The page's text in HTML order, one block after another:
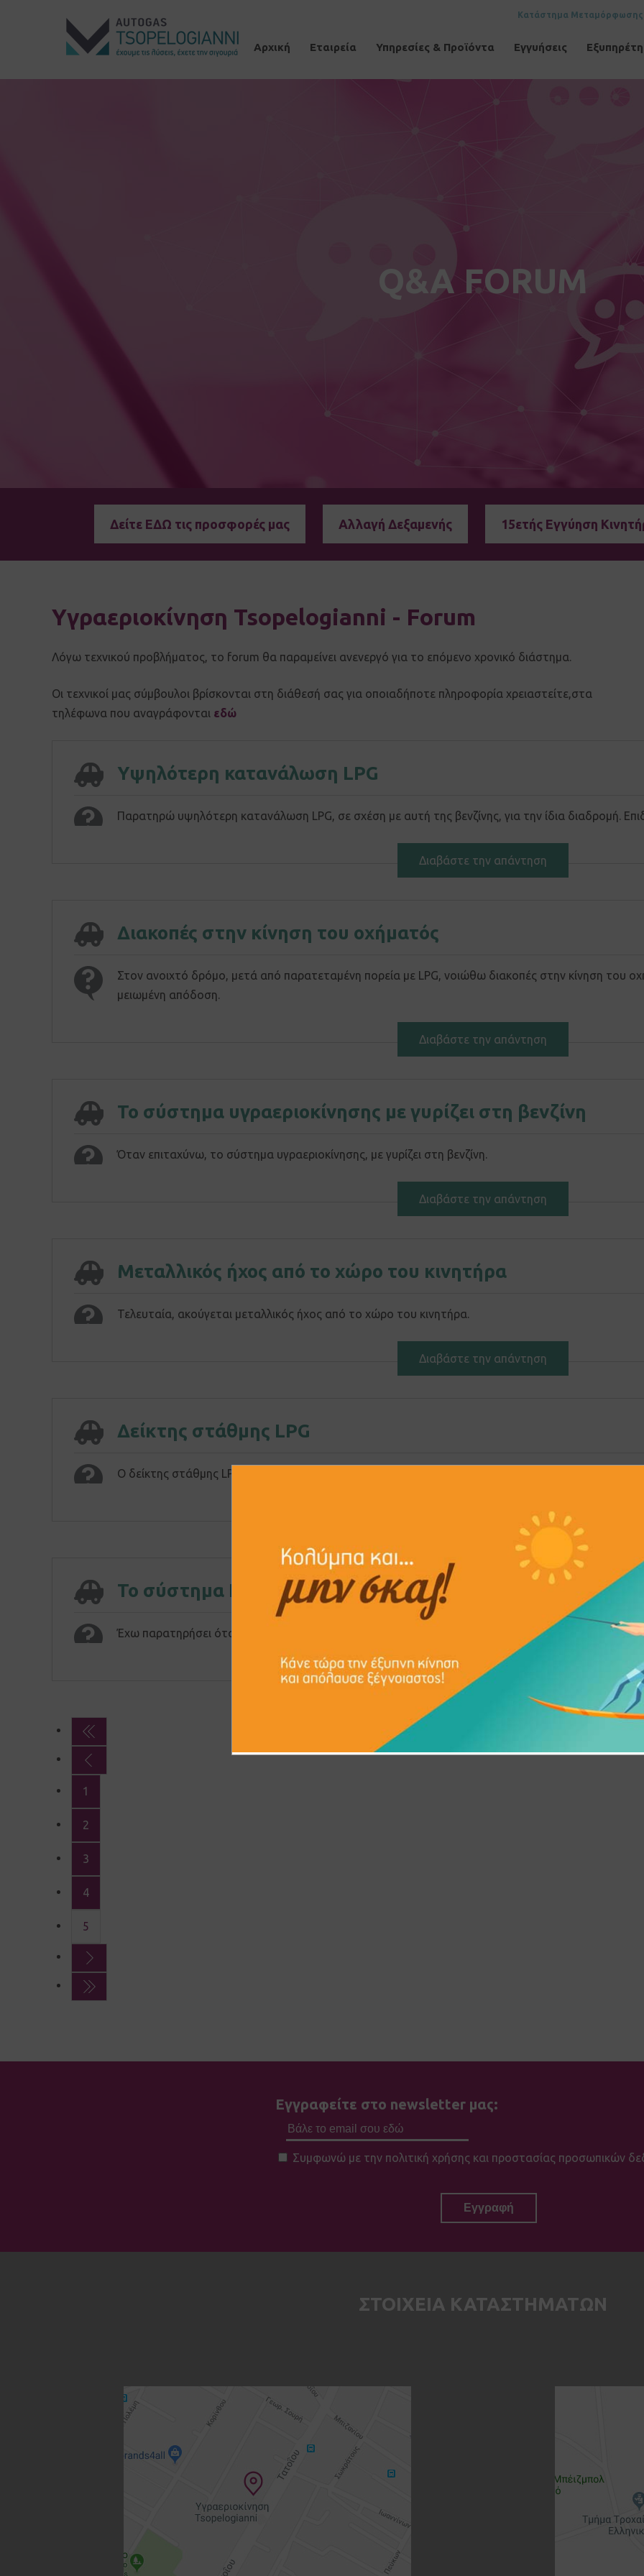
Κατάστημα
Αρχική Εταιρεία Υπηρεσίες & Προϊόντα Εγγυήσεις
Q&A FORUM
Δείτε ΕΔΩ τις προσφορές μας Αλλαγή Δεξαμενής 15ετής Εγγύηση
Υγραεριοκίνηση Tsopelogianni - Forum
Λόγω τεχνικού προβλήματος, το forum θα παραμείνει ανενεργό για το επόμενο χρονικό διάστημα.
Οι τεχνικοί μας σύμβουλοι βρίσκονται στη διάθεσή σας για οποιαδήποτε πληροφορία χρειαστείτε,στα
τηλέφωνα που αναγράφονται εδώ
Υψηλότερη κατανάλωση LPG
Παρατηρώ υψηλότερη κατανάλωση LPG, σε σχέση με αυτή της βενζίνης, για την ίδια διαδρομή.
Διαβάστε την απάντηση
Διακοπές στην κίνηση του οχήματός
Στον ανοιχτό δρόμο, μετά από παρατεταμένη πορεία με LPG, νοιώθω διακοπές στην κίνηση του
μειωμένη απόδοση.
Διαβάστε την απάντηση
Το σύστημα υγραεριοκίνησης με γυρίζει στη βενζίνη
Όταν επιταχύνω, το σύστημα υγραεριοκίνησης, με γυρίζει στη βενζίνη.
Διαβάστε την απάντηση
Μεταλλικός ήχος από το χώρο του κινητήρα
Τελευταία, ακούγεται μεταλλικός ήχος από το χώρο του κινητήρα.
Διαβάστε την απάντηση
Δείκτης στάθμης LPG
Ο δείκτης στάθμης LPG, δε δείχνει σταθερά όπως ο δείκτης της βενζίνης.
Διαβάστε την απάντηση
Το σύστημα LPG αργεί να μπει σε λειτουργία
Έχω παρατηρήσει όταν πέφτει η εξωτερική θερμοκρασία το σύστημα LPG αργεί να μπει σε
Διαβάστε την απάντηση
1
2
3
4
5
Εγγραφείτε στο newsletter μας:
Συμφωνώ με την πολιτική χρήσης και προστασίας προσωπικών
ΣΤΟΙΧΕΙΑ ΚΑΤΑΣΤΗΜΑΤΩΝ